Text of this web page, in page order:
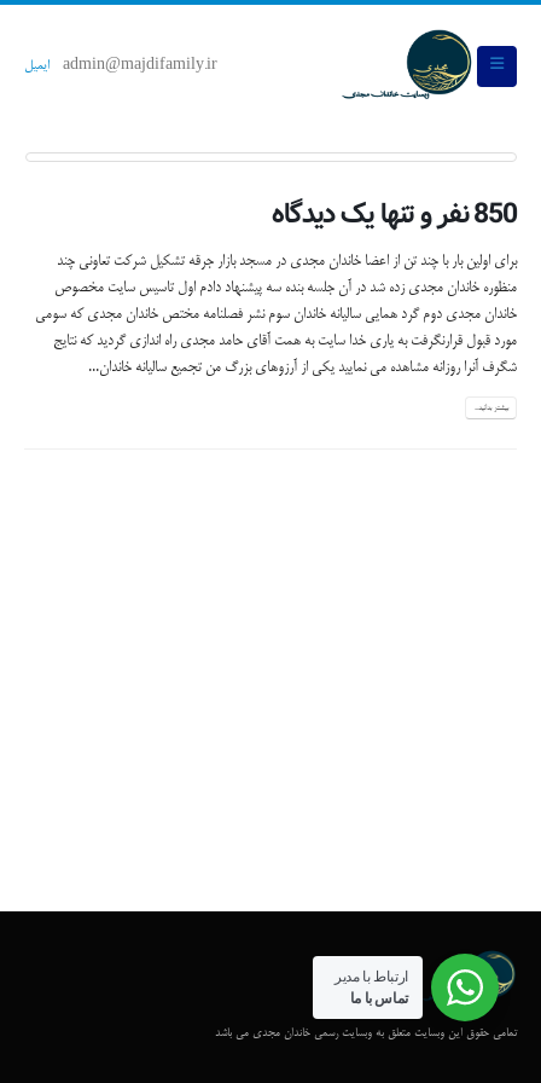
admin@majdifamily.ir ایمیل
850 نفر و تنها یک دیدگاه
برای اولین بار با چند تن از اعضا خاندان مجدی در مسجد بازار جرقه تشکیل شرکت تعاونی چند
منظوره خاندان مجدی زده شد در آن جلسه بنده سه پیشنهاد دادم اول تاسیس سایت مخصوص
خاندان مجدی دوم گرد همایی سالیانه خاندان سوم نشر فصلنامه مختص خاندان مجدی که سومی
مورد قبول قرارنگرفت به یاری خدا سایت به همت آقای حامد مجدی راه اندازی گردید که نتایج
شگرف آنرا روزانه مشاهده می نمایید یکی از آرزوهای بزرگ من تجمیع سالیانه خاندان...
بیشتر بدانید...
تمامی حقوق این وبسایت متعلق به وبسایت رسمی خاندان مجدی می باشد
ارتباط با مدیر
تماس با ما